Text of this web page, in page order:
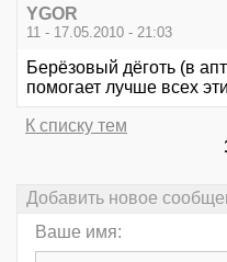
YGOR
11 - 17.05.2010 - 21:03
Берёзовый дёготь (в
помогает лучше всех
К списку тем
Добавить новое
Ваше имя: